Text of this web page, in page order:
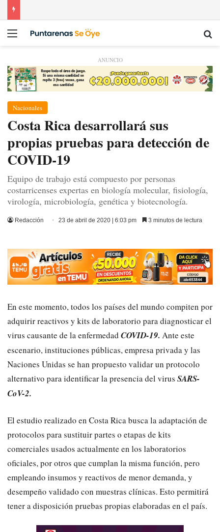
Menú
ANUNCIO
Nacionales
Costa Rica desarrollará sus
propias pruebas para detección de
COVID-19
Equipo de trabajo está compuesto por personas
costarricenses expertas en biología molecular, fisiología,
virología, microbiología, genética y biotecnología.
Redacción 23 de abril de 2020 | 6:03 pm 3 minutos de lectura
En este momento, todos los países del mundo compiten por
adquirir reactivos y kits de laboratorio para diagnosticar el
virus causante de la enfermedad COVID-19. Ante este
escenario, instituciones públicas, empresa privada y las
Naciones Unidas se han propuesto validar un protocolo
alternativo para identificar la presencia del virus SARS-
CoV-2.
El estudio realizado en Costa Rica busca la adaptación de
protocolos para sustituir partes o etapas de kits
comerciales usados actualmente en los laboratorios
oficiales, por otros que cumplan la misma función, pero
empleando insumos y reactivos de menor demanda, y
desempeño validado con muestras clínicas. Esto permitirá
tener a disposición pruebas propias elaboradas en el país.